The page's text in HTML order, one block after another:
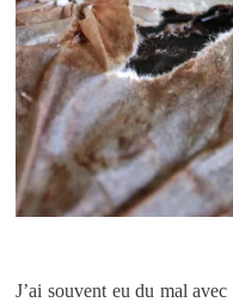
J’ai souvent eu du mal